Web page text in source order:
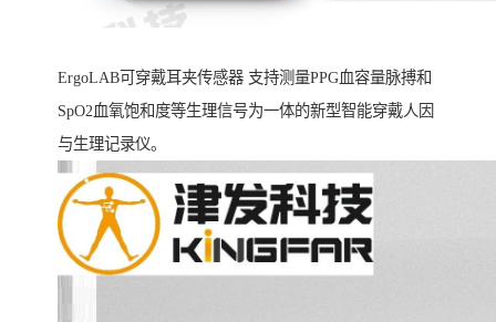
ErgoLAB可穿戴耳夹传感器 支持测量PPG血容量脉搏和
SpO2血氧饱和度等生理信号为一体的新型智能穿戴人因
与生理记录仪。